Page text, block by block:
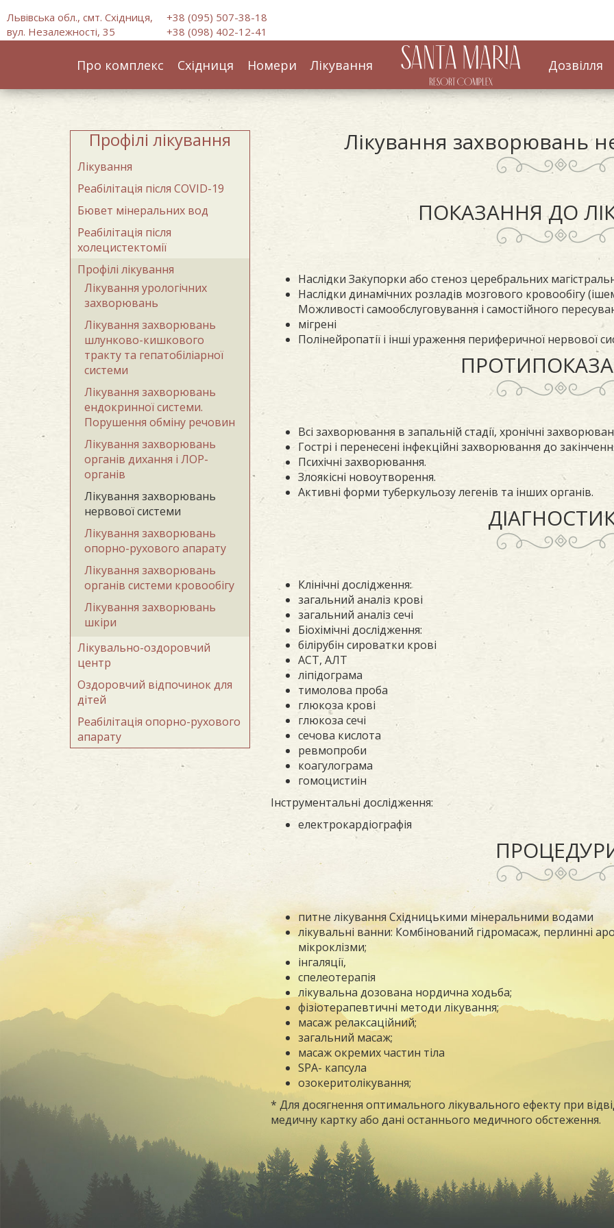
Львівська обл., смт. Східниця,
вул. Незалежності, 35
+38 (095) 507-38-18
+38 (098) 402-12-41
Про комплекс Східниця Номери Лікування Дозвілля
Профілі лікування
Лікування
Реабілітація після COVID-19
Бювет мінеральних вод
Реабілітація після
холецистектомії
Профілі лікування
Лікування урологічних
захворювань
Лікування захворювань
шлунково-кишкового
тракту та гепатобіліарної
системи
Лікування захворювань
ендокринної системи.
Порушення обміну речовин
Лікування захворювань
органів дихання і ЛОР-
органів
Лікування захворювань
нервової системи
Лікування захворювань
опорно-рухового апарату
Лікування захворювань
органів системи кровообігу
Лікування захворювань
шкіри
Лікувально-оздоровчий
центр
Оздоровчий відпочинок для
дітей
Реабілітація опорно-рухового
апарату
Лікування захворювань
ПОКАЗАННЯ ДО
Наслідки Закупорки або стеноз церебральних
Наслідки динамічних розладів мозгового кровообігу
Можливості самообслуговування і самостійного
мігрені
Полінейропатії і інші ураження периферичної нервової
Всі захворювання в запальній стадії, хронічні
Гострі і перенесені інфекційні захворювання до
Психічні захворювання.
Злоякісні новоутворення.
Активні форми туберкульозу легенів та інших органів.
Клінічні дослідження:
загальний аналіз крові
загальний аналіз сечі
Біохімічні дослідження:
білірубін сироватки крові
АСТ, АЛТ
ліпідограма
тимолова проба
глюкоза крові
глюкоза сечі
сечова кислота
ревмопроби
коагулограма
гомоцистиін
Інструментальні дослідження:
електрокардіографія
питне лікування Східницькими мінеральними водами
лікувальні ванни: Комбінований гідромасаж, перлинні
мікроклізми;
інгаляції,
спелеотерапія
лікувальна дозована нордична ходьба;
фізіотерапевтичні методи лікування;
масаж релаксаційний;
загальний масаж;
масаж окремих частин тіла
SPA- капсула
озокеритолікування;
* Для досягнення оптимального лікувального ефекту при
медичну картку або дані останнього медичного обстеження.